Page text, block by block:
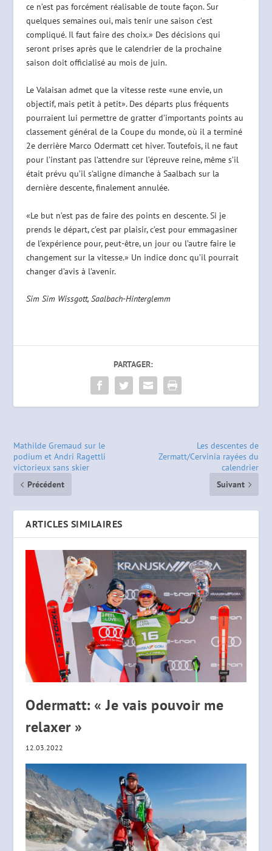
ce n’est pas forcément réalisable de toute façon. Sur
quelques semaines oui, mais tenir une saison c’est
compliqué. Il faut faire des choix.» Des décisions qui
seront prises après que le calendrier de la prochaine
saison doit officialisé au mois de juin.
Le Valaisan admet que la vitesse reste «une envie, un
objectif, mais petit à petit». Des départs plus fréquents
pourraient lui permettre de gratter d’importants points au
classement général de la Coupe du monde, où il a terminé
2e derrière Marco Odermatt cet hiver. Toutefois, il ne faut
pour l’instant pas l’attendre sur l’épreuve reine, même s’il
était prévu qu’il s’aligne dimanche à Saalbach sur la
dernière descente, finalement annulée.
«Le but n’est pas de faire des points en descente. Si je
prends le départ, c’est par plaisir, c’est pour emmagasiner
de l’expérience pour, peut-être, un jour ou l’autre faire le
changement sur la vitesse.» Un indice donc qu’il pourrait
changer d’avis à l’avenir.
Sim Sim Wissgott, Saalbach-Hinterglemm
PARTAGER:
Mathilde Gremaud sur le
podium et Andri Ragettli
victorieux sans skier
Précédent
Les descentes de
Zermatt/Cervinia rayées du
calendrier
Suivant
ARTICLES SIMILAIRES
Odermatt: « Je vais pouvoir me
relaxer »
12.03.2022